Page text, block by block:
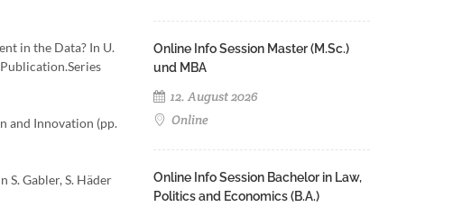
in the Data? In U.
and Innovation (pp.
S. Gabler, S. Häder
Online Info Session Master (M.Sc.)
und MBA
12. August 2026
Online
Online Info Session Bachelor in Law,
Politics and Economics (B.A.)